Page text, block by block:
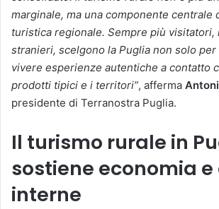
marginale, ma una componente centrale
turistica regionale. Sempre più visitatori,
stranieri, scelgono la Puglia non solo per
vivere esperienze autentiche a contatto
prodotti tipici e i territori”, afferma
presidente di Terranostra Puglia.
Il turismo rurale in
sostiene economia e
interne